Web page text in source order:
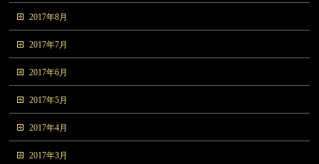
2017年8月
2017年7月
2017年6月
2017年5月
2017年4月
2017年3月